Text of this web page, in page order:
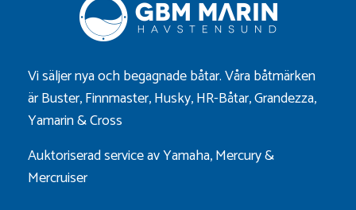
Vi säljer nya och begagnade båtar. Våra båtmärken
ärBuster,Finnmaster,Husky,HR-Båtar,Grandezza,
Yamarin&Cross
Auktoriserad service av Yamaha, Mercury &
Mercruiser